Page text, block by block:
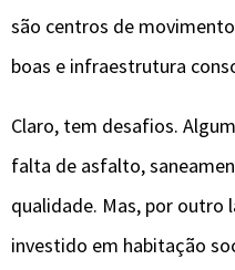
são centros de
boas e infraestrutura
Claro, tem desafios.
falta de asfalto,
qualidade. Mas, por outro
investido em habitação